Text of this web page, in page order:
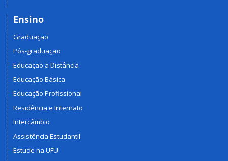
Ensino
Graduação
Pós-graduação
Educação a Distância
Educação Básica
Educação Profissional
Residência e Internato
Intercâmbio
Assistência Estudantil
Estude na UFU